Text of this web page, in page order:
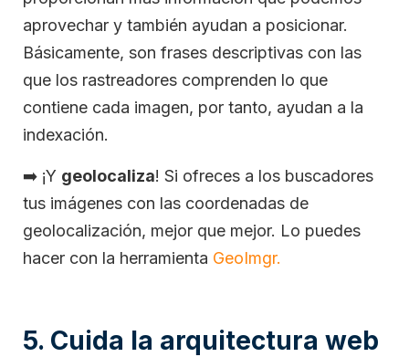
aprovechar y también ayudan a posicionar.
Básicamente, son frases descriptivas con las
que los rastreadores comprenden lo que
contiene cada imagen, por tanto, ayudan a la
indexación.
➡️ ¡Y geolocaliza! Si ofreces a los buscadores
tus imágenes con las coordenadas de
geolocalización, mejor que mejor. Lo puedes
hacer con la herramienta GeoImgr.
5. Cuida la arquitectura web